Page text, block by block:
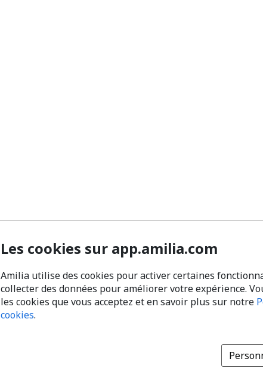
Les cookies sur app.amilia.com
Amilia utilise des cookies pour activer certaines
collecter des données pour améliorer votre expérience.
les cookies que vous acceptez et en savoir plus sur notre
cookies.